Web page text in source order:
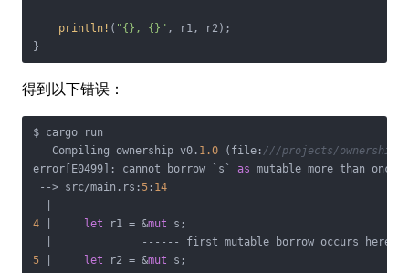
println! ( "{}, {}" , r1, r2);
}
得到以下错误：
$ cargo run
   Compiling ownership v0.
1.0 (file: ///projects/ownership)
error[E0499]: cannot borrow `s` as mutable more than once
--> src/main.rs:5 : 14
4
let r1 = &mut s;
5
let r2 = &mut s;